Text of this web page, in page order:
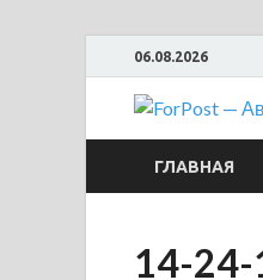
06.08.2026
ГЛАВНАЯ
14-